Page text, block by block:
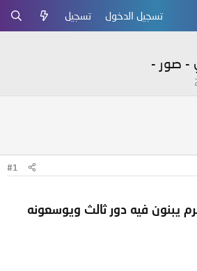
تسجيل الدخول تسجيل
- صور -
#1
يبنون فيه دور ثالث ويوسعونه